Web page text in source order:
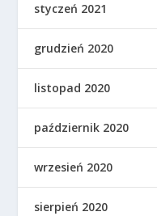
styczeń 2021
grudzień 2020
listopad 2020
październik 2020
wrzesień 2020
sierpień 2020